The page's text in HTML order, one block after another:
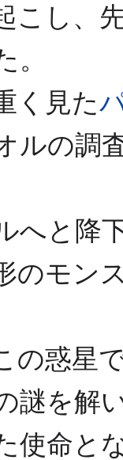
こし、
。
く見た
ルの調
へと降
のモン
の惑星
謎を解
使命と